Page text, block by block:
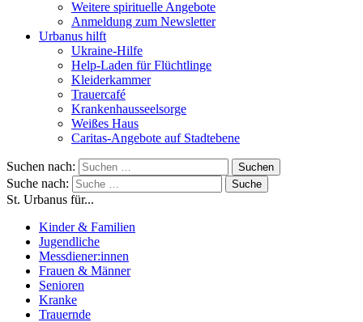
Weitere spirituelle Angebote
Anmeldung zum Newsletter
Urbanus hilft
Ukraine-Hilfe
Help-Laden für Flüchtlinge
Kleiderkammer
Trauercafé
Krankenhausseelsorge
Weißes Haus
Caritas-Angebote auf Stadtebene
Suchen nach:
Suche nach:
St. Urbanus für...
Kinder & Familien
Jugendliche
Messdiener:innen
Frauen & Männer
Senioren
Kranke
Trauernde